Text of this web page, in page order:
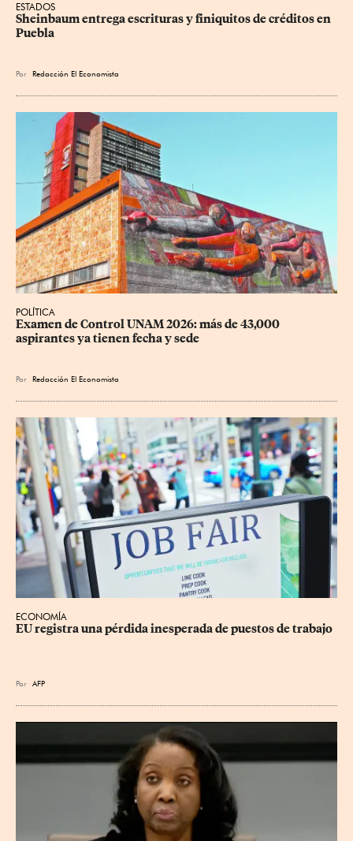
ESTADOS
Sheinbaum entrega escrituras y finiquitos de créditos en
Puebla
Por Redacción El Economista
POLÍTICA
Examen de Control UNAM 2026: más de 43,000
aspirantes ya tienen fecha y sede
Por Redacción El Economista
ECONOMÍA
EU registra una pérdida inesperada de puestos de trabajo
Por AFP